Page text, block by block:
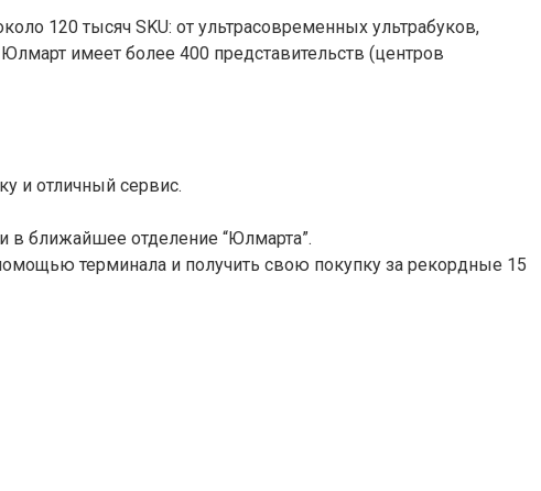
120 тысяч SKU: от ультрасовременных ультрабуков,
имеет более 400 представительств (центров
и отличный сервис.
в ближайшее отделение “Юлмарта”.
терминала и получить свою покупку за рекордные 15